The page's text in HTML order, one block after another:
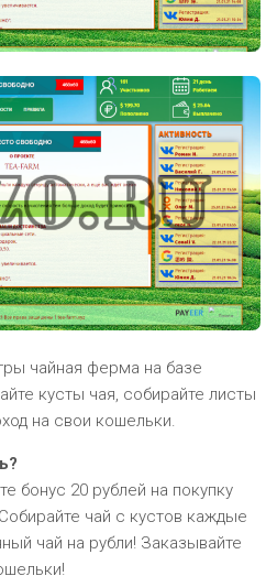
чайная ферма на базе
кусты чая, собирайте листы
на свои кошельки.
бонус 20 рублей на покупку
чай с кустов каждые
чай на рубли! Заказывайте